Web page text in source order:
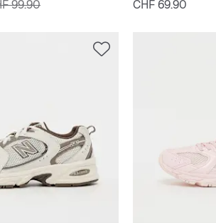
original
99.90 Prix
CHF 69.90